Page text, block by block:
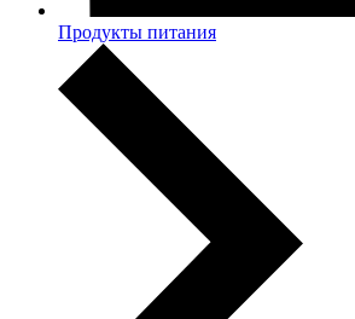
Продукты питания